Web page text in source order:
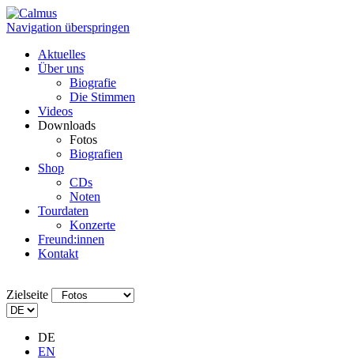
Navigation überspringen
Aktuelles
Über uns
Biografie
Die Stimmen
Videos
Downloads
Fotos
Biografien
Shop
CDs
Noten
Tourdaten
Konzerte
Freund:innen
Kontakt
Zielseite
DE
EN